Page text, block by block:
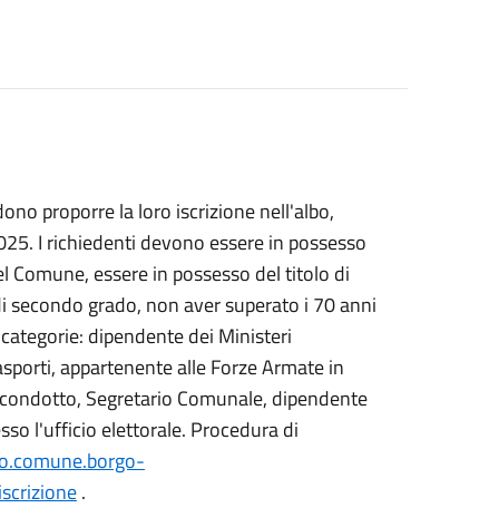
proporre la loro iscrizione nell'albo,
I richiedenti devono essere in possesso
essere in possesso del titolo di
grado, non aver superato i 70 anni
dipendente dei Ministeri
appartenente alle Forze Armate in
Segretario Comunale, dipendente
l'ufficio elettorale. Procedura di
.